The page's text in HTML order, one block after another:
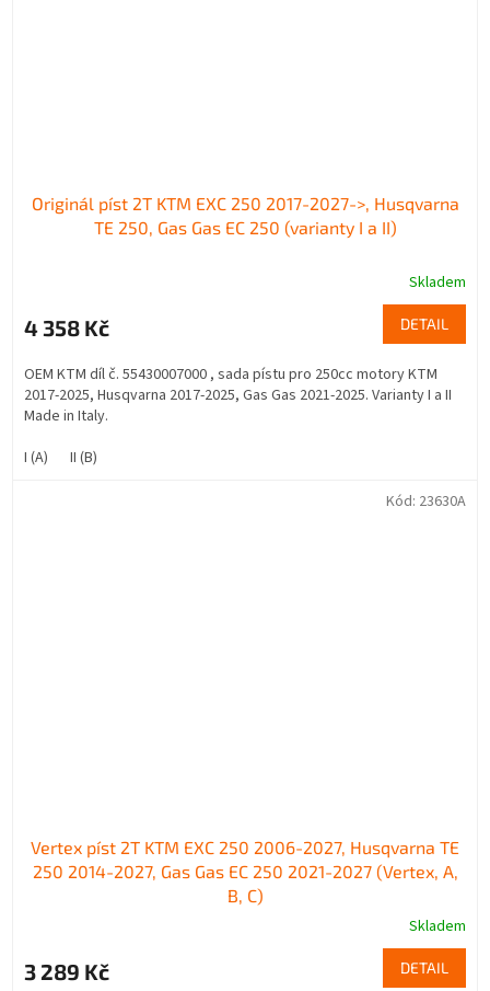
Originál píst 2T KTM EXC 250 2017-2027->, Husqvarna
TE 250, Gas Gas EC 250 (varianty I a II)
Skladem
4 358 Kč DETAIL
OEM KTM díl č. 55430007000 , sada pístu pro 250cc motory KTM
2017-2025, Husqvarna 2017-2025, Gas Gas 2021-2025. Varianty I a II
Made in Italy.
I (A)
II (B)
Vertex píst 2T KTM EXC 250 2006-2027, Husqvarna TE
250 2014-2027, Gas Gas EC 250 2021-2027 (Vertex, A,
B, C)
Skladem
3 289 Kč DETAIL
Kód: 23630A